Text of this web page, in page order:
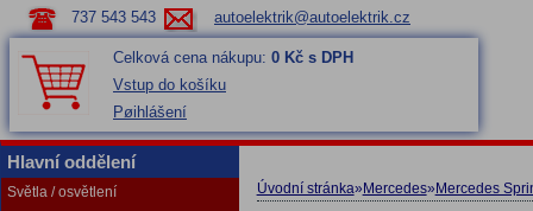
737 543 543 autoelektrik@autoelektrik.cz
Celková cena nákupu: 0 Kč s DPH
Vstup do košíku
Pøihlášení
Hlavní oddělení
Světla / osvětlení
Úvodní stránka» Mercedes» Mercedes